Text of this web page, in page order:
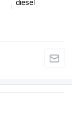
diesel